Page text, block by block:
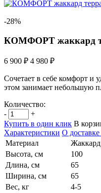
-28%
КОМФОРТ жаккард
6 900 ₽ 4 980 ₽
Сочетает в себе комфорт и
этом занимает небольшую
Количество:
-
+
Купить в один клик В
Характеристики О
Материал
Жаккард
Высота, см
100
Длина, см
65
Ширина, см
65
Вес, кг
4-5